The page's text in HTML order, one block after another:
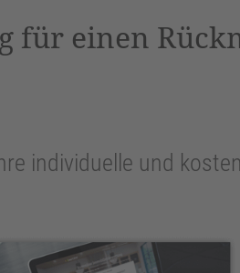
für einen
individuelle und